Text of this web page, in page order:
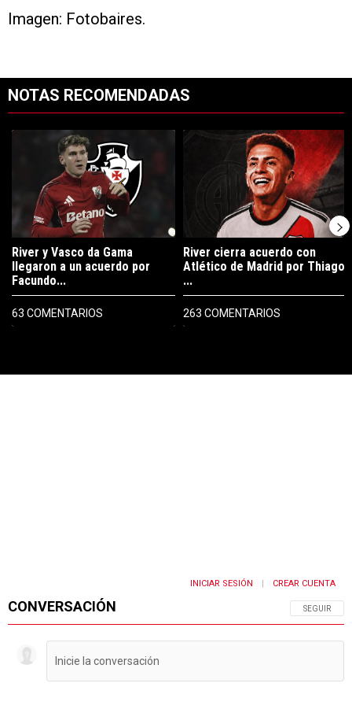
Imagen: Fotobaires.
NOTAS RECOMENDADAS
Un artículo de tendencia con el título "River y Vasco da Gama
River y Vasco da Gama
llegaron a un acuerdo por
Facundo...
63 COMENTARIOS
Un artículo de tendencia con el
River cierra acuerdo con
Atlético de Madrid por Thiago
...
263 COMENTARIOS
CONVERSACIÓN SIGA ESTA
SEGUIR
INICIAR SESIÓN CREAR CUENTA